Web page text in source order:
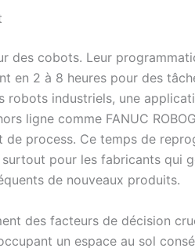
des cobots. Leur
en 2 à 8 heures pour des
industriels, une
ligne comme FANUC
process. Ce temps de
pour les fabricants qui
de nouveaux produits.
des facteurs de décision
un espace au sol